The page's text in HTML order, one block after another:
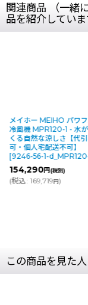
関連商品 （一緒
品を紹介していま
メイホー MEIHO パワ
冷風機 MPR120-1 - 水
くる自然な涼しさ【代
可・個人宅配送不可】
[9246-56-1-
154,290円(税別)
(税込: 169,719円)
この商品を見た